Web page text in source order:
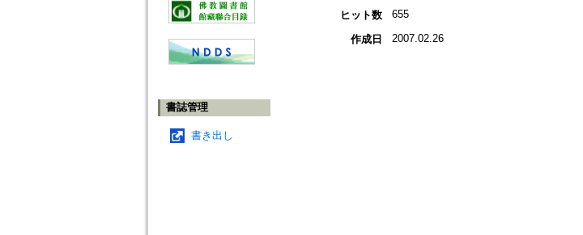
書誌管理
書き出し
ヒット数
655
作成日 2007.02.26